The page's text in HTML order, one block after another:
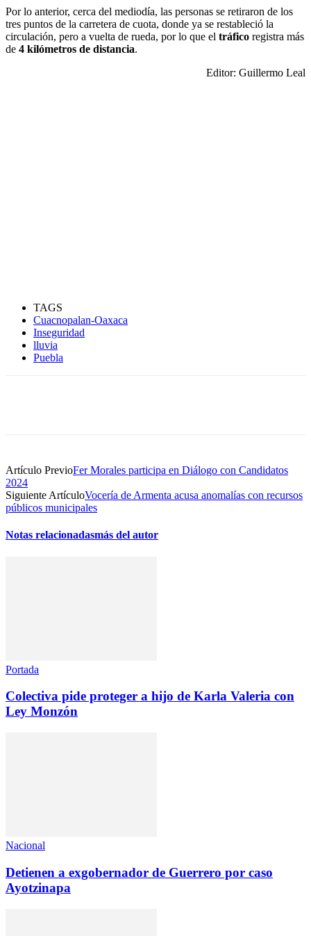
Por lo anterior, cerca del mediodía, las personas se retiraron de los
tres puntos de la carretera de cuota, donde ya se restableció la
circulación, pero a vuelta de rueda, por lo que el tráfico registra más
de 4 kilómetros de distancia.
Editor: Guillermo Leal
TAGS
Cuacnopalan-Oaxaca
Inseguridad
lluvia
Puebla
Artículo PrevioFer Morales participa en Diálogo con Candidatos
2024
Siguiente ArtículoVocería de Armenta acusa anomalías con recursos
públicos municipales
Notas relacionadasmás del autor
Portada
Colectiva pide proteger a hijo de Karla Valeria con
Ley Monzón
Nacional
Detienen a exgobernador de Guerrero por caso
Ayotzinapa